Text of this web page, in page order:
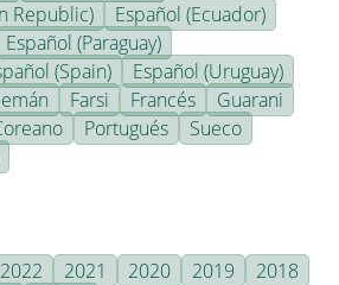
Republic)
Español (Ecuador)
Español (Paraguay)
(Spain)
Español (Uruguay)
Farsi Francés
Guarani
Portugués
Sueco
2022 2021 2020 2019
2018